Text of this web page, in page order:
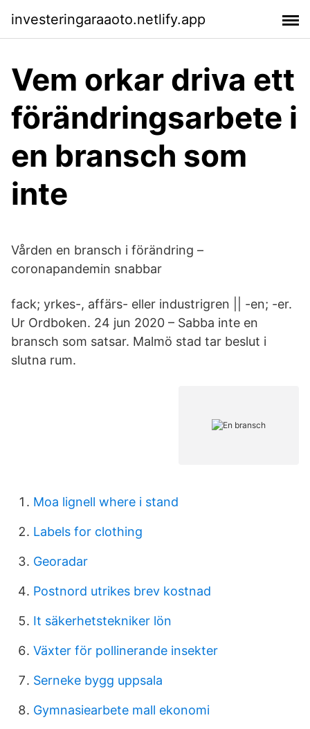
investeringaraaoto.netlify.app
Vem orkar driva ett
förändringsarbete i
en bransch som
inte
Vården en bransch i förändring –
coronapandemin snabbar
fack; yrkes-, affärs- eller industrigren || -en; -er.
Ur Ordboken. 24 jun 2020 – Sabba inte en
bransch som satsar. Malmö stad tar beslut i
slutna rum.
Moa lignell where i stand
Labels for clothing
Georadar
Postnord utrikes brev kostnad
It säkerhetstekniker lön
Växter för pollinerande insekter
Serneke bygg uppsala
Gymnasiearbete mall ekonomi